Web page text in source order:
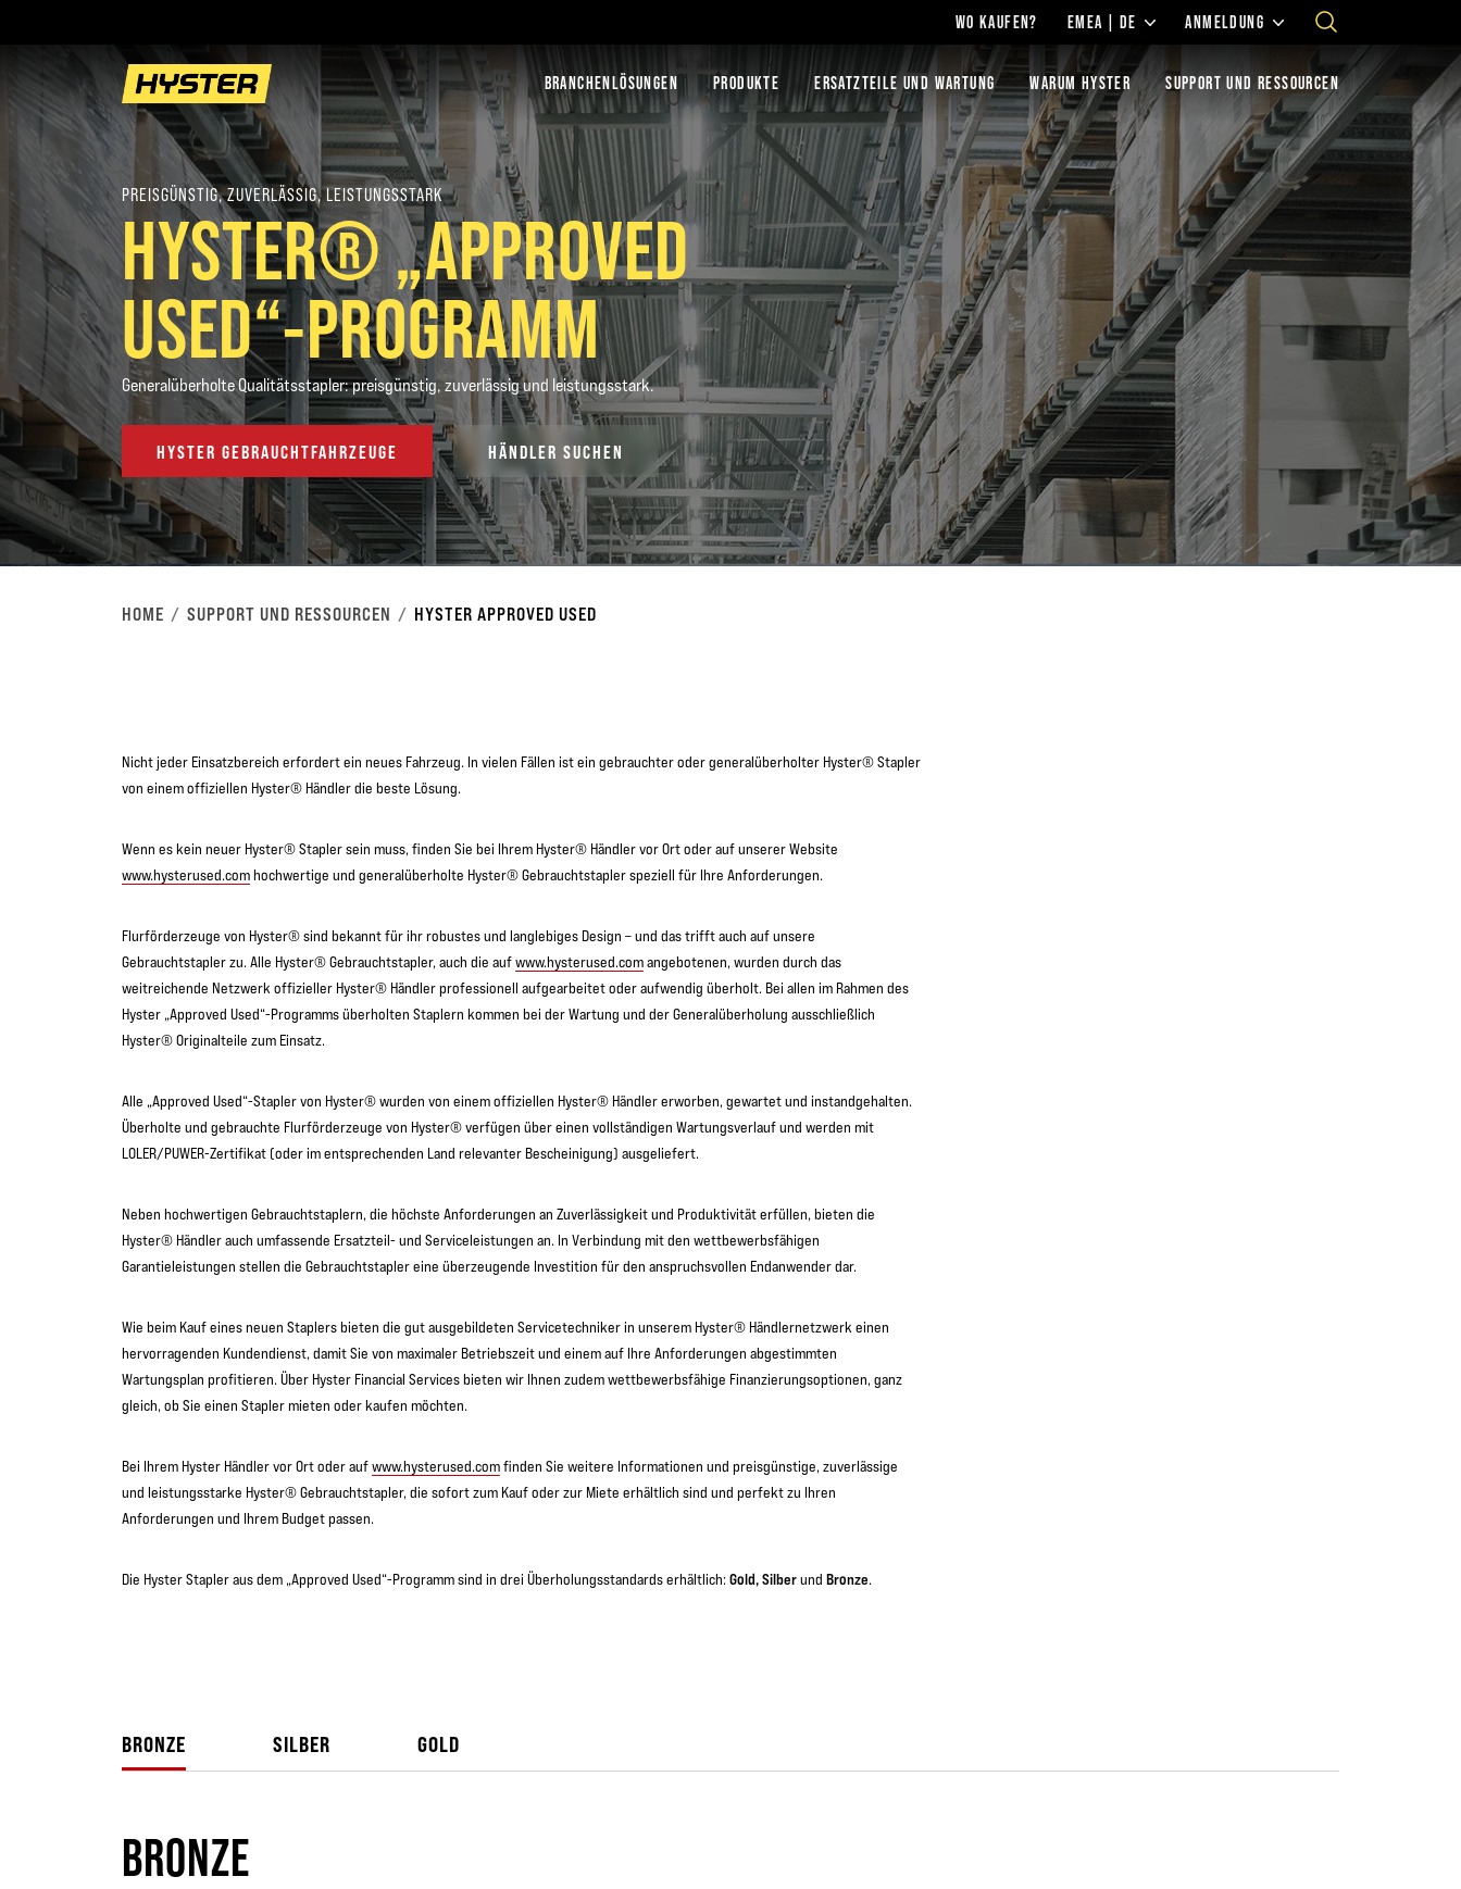
WO KAUFEN? EMEA | DE ANMELDUNG
BRANCHENLÖSUNGEN PRODUKTE ERSATZTEILE UND WARTUNG WARUM HYSTER SUPPORT UND RESSOURCEN
PREISGÜNSTIG, ZUVERLÄSSIG, LEISTUNGSSTARK
HYSTER® „APPROVED
USED“-PROGRAMM
Generalüberholte Qualitätsstapler: preisgünstig, zuverlässig und leistungsstark.
HYSTER GEBRAUCHTFAHRZEUGE HÄNDLER SUCHEN
HOME SUPPORT UND RESSOURCEN HYSTER APPROVED USED
Nicht jeder Einsatzbereich erfordert ein neues Fahrzeug. In vielen Fällen ist ein gebrauchter oder generalüberholter Hyster® Stapler
von einem offiziellen Hyster® Händler die beste Lösung.
Wenn es kein neuer Hyster® Stapler sein muss, finden Sie bei Ihrem Hyster® Händler vor Ort oder auf unserer Website
www.hysterused.comhochwertige und generalüberholte Hyster® Gebrauchtstapler speziell für Ihre Anforderungen.
Flurförderzeuge von Hyster® sind bekannt für ihr robustes und langlebiges Design – und das trifft auch auf unsere
Gebrauchtstapler zu. Alle Hyster® Gebrauchtstapler, auch die aufwww.hysterused.comangebotenen, wurden durch das
weitreichende Netzwerk offizieller Hyster® Händler professionell aufgearbeitet oder aufwendig überholt. Bei allen im Rahmen des
Hyster „Approved Used“-Programms überholten Staplern kommen bei der Wartung und der Generalüberholung ausschließlich
Hyster® Originalteile zum Einsatz.
Alle „Approved Used“-Stapler von Hyster® wurden von einem offiziellen Hyster® Händler erworben, gewartet und instandgehalten.
Überholte und gebrauchte Flurförderzeuge von Hyster® verfügen über einen vollständigen Wartungsverlauf und werden mit
LOLER/PUWER-Zertifikat (oder im entsprechenden Land relevanter Bescheinigung) ausgeliefert.
Neben hochwertigen Gebrauchtstaplern, die höchste Anforderungen an Zuverlässigkeit und Produktivität erfüllen, bieten die
Hyster® Händler auch umfassende Ersatzteil- und Serviceleistungen an. In Verbindung mit den wettbewerbsfähigen
Garantieleistungen stellen die Gebrauchtstapler eine überzeugende Investition für den anspruchsvollen Endanwender dar.
Wie beim Kauf eines neuen Staplers bieten die gut ausgebildeten Servicetechniker in unserem Hyster® Händlernetzwerk einen
hervorragenden Kundendienst, damit Sie von maximaler Betriebszeit und einem auf Ihre Anforderungen abgestimmten
Wartungsplan profitieren. Über Hyster Financial Services bieten wir Ihnen zudem wettbewerbsfähige Finanzierungsoptionen, ganz
gleich, ob Sie einen Stapler mieten oder kaufen möchten.
Bei Ihrem Hyster Händler vor Ort oder aufwww.hysterused.comfinden Sie weitere Informationen und preisgünstige, zuverlässige
und leistungsstarke Hyster® Gebrauchtstapler, die sofort zum Kauf oder zur Miete erhältlich sind und perfekt zu Ihren
Anforderungen und Ihrem Budget passen.
Die Hyster Stapler aus dem „Approved Used“-Programm sind in drei Überholungsstandards erhältlich:Gold, Silberund Bronze.
BRONZE SILBER GOLD
BRONZE